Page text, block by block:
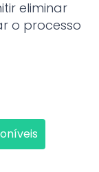
eliminar
o processo